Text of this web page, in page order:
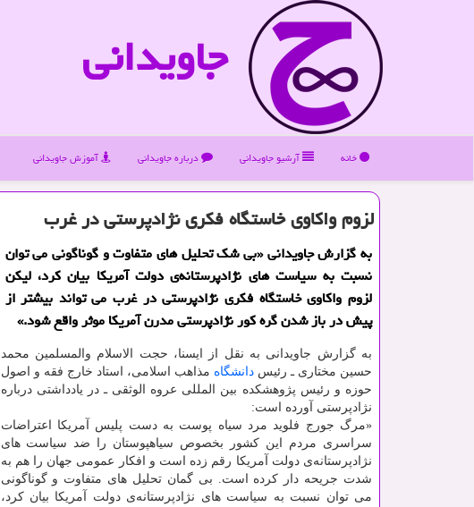
جاویدانی
خانه آرشیو جاویدانی درباره جاویدانی آموزش جاویدانی
لزوم واكاوی خاستگاه فكری نژادپرستی در غرب
به گزارش جاویدانی «بی شك تحلیل های متفاوت و گوناگونی می توان
نسبت به سیاست های نژادپرستانه‌ی دولت آمریكا بیان كرد، لیكن
لزوم واكاوی خاستگاه فكری نژادپرستی در غرب می تواند بیشتر از
پیش در باز شدن گره كور نژادپرستی مدرن آمریكا موثر واقع شود.»
به گزارش جاویدانی به نقل از ایسنا، حجت الاسلام والمسلمین محمد
حسین مختاری ـ رئیسدانشگاه مذاهب اسلامی، استاد خارج فقه و اصول
حوزه و رئیس پژوهشکده بین المللی عروه الوثقی ـ در یادداشتی درباره
نژادپرستی آورده است:
«مرگ جورج فلوید مرد سیاه پوست به دست پلیس آمریکا اعتراضات
سراسری مردم این کشور بخصوص سیاهپوستان را ضد سیاست های
نژادپرستانه‌ی دولت آمریکا رقم زده است و افکار عمومی جهان را هم به
شدت جریحه دار کرده است. بی گمان تحلیل های متفاوت و گوناگونی
می توان نسبت به سیاست های نژادپرستانه‌ی دولت آمریکا بیان کرد،